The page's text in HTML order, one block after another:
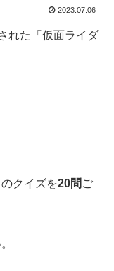
2023.07.06
れた「仮面ライダ
のクイズを20問 ご